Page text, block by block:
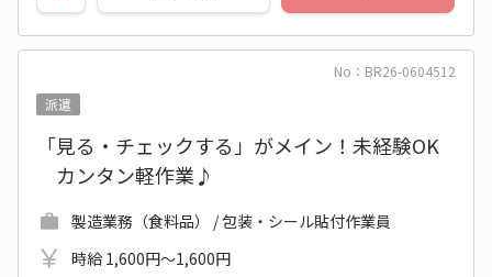
No：BR26-0604512
派遣
「見る・チェックする」がメイン！未経験OK
カンタン軽作業♪
製造業務（食料品） / 包装・シール貼付作業員
時給 1,600円～1,600円